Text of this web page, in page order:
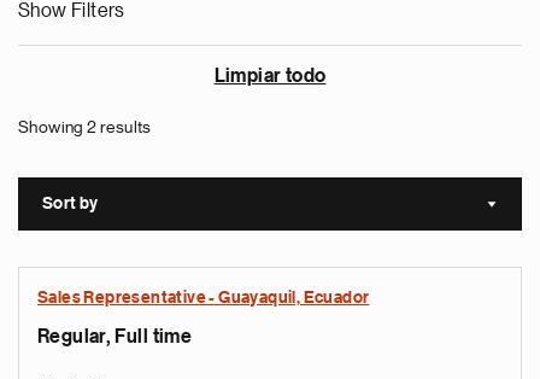
Show Filters
Limpiar todo
Showing 2 results
Sort by Sort
Sales Representative - Guayaquil, Ecuador
Regular, Full time